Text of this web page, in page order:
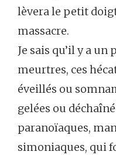
lèvera le petit
massacre.
Je sais qu’il y a
meurtres, ces
éveillés ou
gelées ou
paranoïaques,
simoniaques, qui